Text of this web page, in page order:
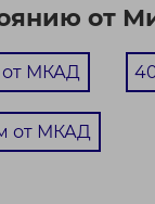
от
от МКАД
от МКАД